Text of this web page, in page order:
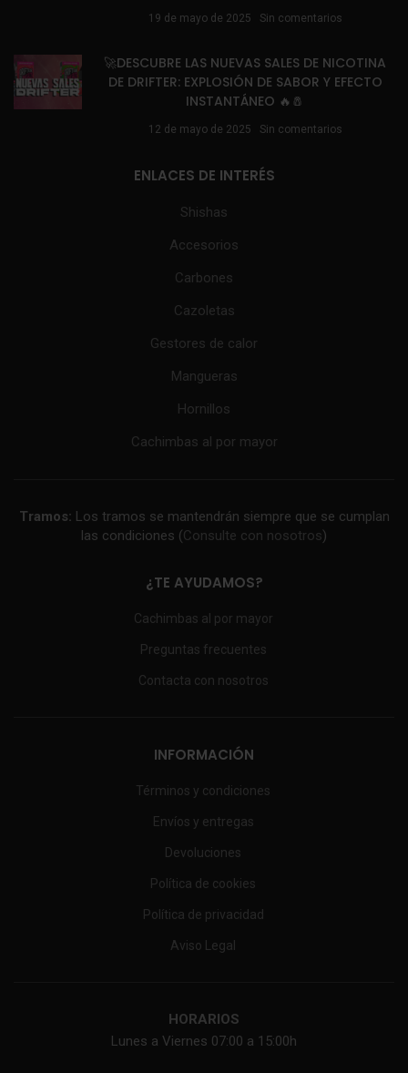
19 de mayo de 2025 Sin comentarios
🚀DESCUBRE LAS NUEVAS SALES DE NICOTINA
DE DRIFTER: EXPLOSIÓN DE SABOR Y EFECTO
INSTANTÁNEO 🔥🧂
12 de mayo de 2025 Sin comentarios
ENLACES DE INTERÉS
Shishas
Accesorios
Carbones
Cazoletas
Gestores de calor
Mangueras
Hornillos
Cachimbas al por mayor
Tramos: Los tramos se mantendrán siempre que se cumplan
las condiciones (Consulte con nosotros)
¿TE AYUDAMOS?
Cachimbas al por mayor
Preguntas frecuentes
Contacta con nosotros
INFORMACIÓN
Términos y condiciones
Envíos y entregas
Devoluciones
Política de cookies
Política de privacidad
Aviso Legal
HORARIOS
Lunes a Viernes 07:00 a 15:00h